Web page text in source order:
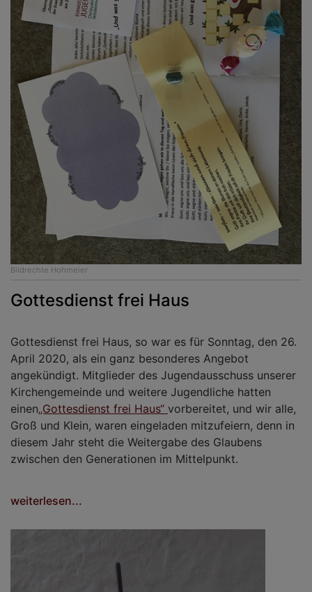
Bildrechte Hohmeier
Gottesdienst frei Haus
Gottesdienst frei Haus, so war es für Sonntag, den 26.
April 2020, als ein ganz besonderes Angebot
angekündigt. Mitglieder des Jugendausschuss unserer
Kirchengemeinde und weitere Jugendliche hatten
einen„Gottesdienst frei Haus“ vorbereitet, und wir alle,
Groß und Klein, waren eingeladen mitzufeiern, denn in
diesem Jahr steht die Weitergabe des Glaubens
zwischen den Generationen im Mittelpunkt.
weiterlesen...